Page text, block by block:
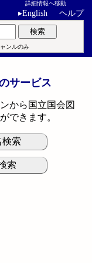
詳細情報へ移動
▸English ヘルプ
検索
ンルのみ
サービス
から国立国会図
できます。
検索
索